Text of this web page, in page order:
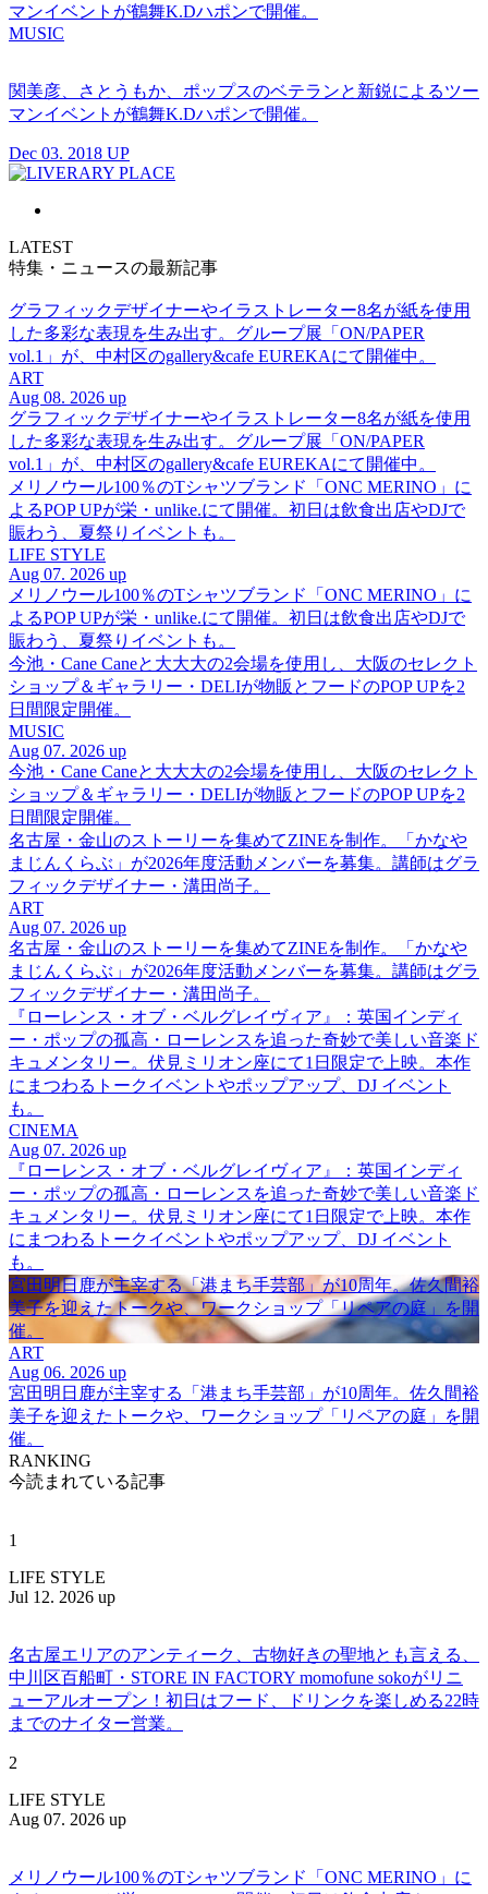
マンイベントが鶴舞K.Dハポンで開催。
MUSIC
関美彦、さとうもか、ポップスのベテランと新鋭によるツー
マンイベントが鶴舞K.Dハポンで開催。
Dec 03. 2018 UP
LATEST
特集・ニュースの最新記事
グラフィックデザイナーやイラストレーター8名が紙を使用
した多彩な表現を生み出す。グループ展「ON/PAPER
vol.1」が、中村区のgallery&cafe EUREKAにて開催中。
ART
Aug 08. 2026 up
グラフィックデザイナーやイラストレーター8名が紙を使用
した多彩な表現を生み出す。グループ展「ON/PAPER
vol.1」が、中村区のgallery&cafe EUREKAにて開催中。
メリノウール100％のTシャツブランド「ONC MERINO」に
よるPOP UPが栄・unlike.にて開催。初日は飲食出店やDJで
賑わう、夏祭りイベントも。
LIFE STYLE
Aug 07. 2026 up
メリノウール100％のTシャツブランド「ONC MERINO」に
よるPOP UPが栄・unlike.にて開催。初日は飲食出店やDJで
賑わう、夏祭りイベントも。
今池・Cane Caneと大大大の2会場を使用し、大阪のセレクト
ショップ＆ギャラリー・DELIが物販とフードのPOP UPを2
日間限定開催。
MUSIC
Aug 07. 2026 up
今池・Cane Caneと大大大の2会場を使用し、大阪のセレクト
ショップ＆ギャラリー・DELIが物販とフードのPOP UPを2
日間限定開催。
名古屋・金山のストーリーを集めてZINEを制作。「かなや
まじんくらぶ」が2026年度活動メンバーを募集。講師はグラ
フィックデザイナー・溝田尚子。
ART
Aug 07. 2026 up
名古屋・金山のストーリーを集めてZINEを制作。「かなや
まじんくらぶ」が2026年度活動メンバーを募集。講師はグラ
フィックデザイナー・溝田尚子。
『ローレンス・オブ・ベルグレイヴィア』：英国インディ
ー・ポップの孤高・ローレンスを追った奇妙で美しい音楽ド
キュメンタリー。伏見ミリオン座にて1日限定で上映。本作
にまつわるトークイベントやポップアップ、DJ イベント
も。
CINEMA
Aug 07. 2026 up
『ローレンス・オブ・ベルグレイヴィア』：英国インディ
ー・ポップの孤高・ローレンスを追った奇妙で美しい音楽ド
キュメンタリー。伏見ミリオン座にて1日限定で上映。本作
にまつわるトークイベントやポップアップ、DJ イベント
も。
宮田明日鹿が主宰する「港まち手芸部」が10周年。佐久間裕
美子を迎えたトークや、ワークショップ「リペアの庭」を開
催。
ART
Aug 06. 2026 up
宮田明日鹿が主宰する「港まち手芸部」が10周年。佐久間裕
美子を迎えたトークや、ワークショップ「リペアの庭」を開
催。
RANKING
今読まれている記事
1
LIFE STYLE
Jul 12. 2026 up
名古屋エリアのアンティーク、古物好きの聖地とも言える、
中川区百船町・STORE IN FACTORY momofune sokoがリニ
ューアルオープン！初日はフード、ドリンクを楽しめる22時
までのナイター営業。
2
LIFE STYLE
Aug 07. 2026 up
メリノウール100％のTシャツブランド「ONC MERINO」に